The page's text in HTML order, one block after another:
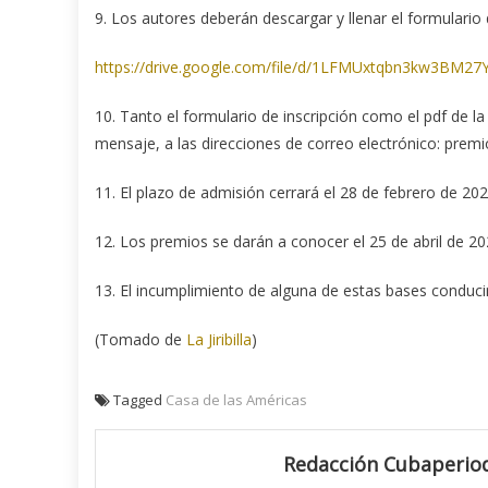
9. Los autores deberán descargar y llenar el
https://drive.google.com/file/d/
10. Tanto el formulario de inscripción como el pdf de
mensaje, a las direcciones de correo electrónico:
11. El plazo de admisión cerrará el 28 de febrero de
12. Los premios se darán a conocer el 25 de abril de
13. El incumplimiento de alguna de estas bases
(Tomado de La Jiribilla)
Tagged Casa de las Américas
Redacción